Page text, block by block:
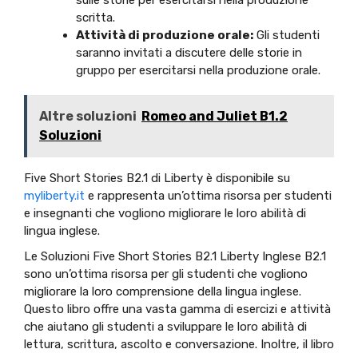
scritta.
Attività di produzione orale: Gli studenti
saranno invitati a discutere delle storie in
gruppo per esercitarsi nella produzione orale.
Altre soluzioni Romeo and Juliet B1.2
Soluzioni
Five Short Stories B2.1 di Liberty è disponibile su
myliberty.it e rappresenta un’ottima risorsa per studenti
e insegnanti che vogliono migliorare le loro abilità di
lingua inglese.
Le Soluzioni Five Short Stories B2.1 Liberty Inglese B2.1
sono un’ottima risorsa per gli studenti che vogliono
migliorare la loro comprensione della lingua inglese.
Questo libro offre una vasta gamma di esercizi e attività
che aiutano gli studenti a sviluppare le loro abilità di
lettura, scrittura, ascolto e conversazione. Inoltre, il libro